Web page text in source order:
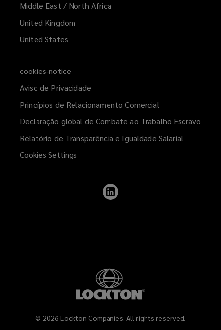
window)
Middle East / North Africa
United Kingdom
United States
cookies-notice
Aviso de Privacidade
Princípios de Relacionamento Comercial
Declaração global de Combate ao Trabalho Escravo
Relatório de Transparência e Igualdade Salarial
Cookies Settings
© 2026 Lockton Companies. All rights reserved.